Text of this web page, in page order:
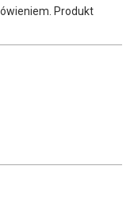
Produkt